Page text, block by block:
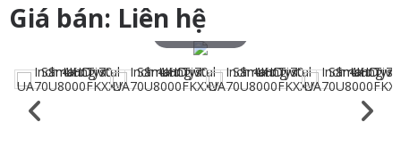
Giá bán: Liên hệ
Touch to zoom